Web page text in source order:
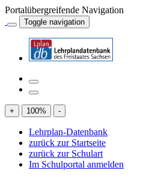
Portalübergreifende Navigation
Toggle navigation
+ 100% -
Lehrplan-Datenbank
zurück zur Startseite
zurück zur Schulart
Im Schulportal anmelden